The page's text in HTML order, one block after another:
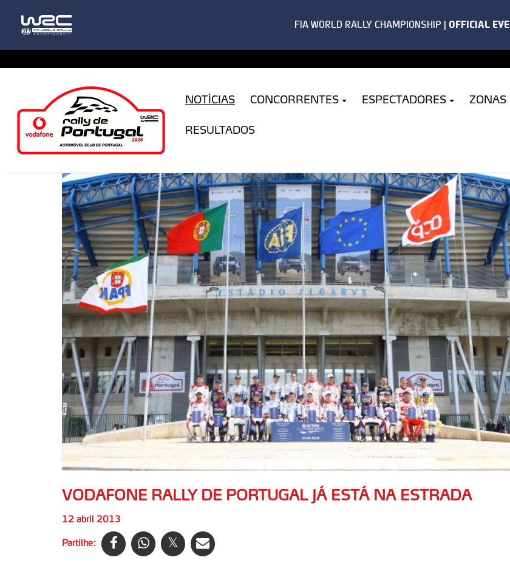
NOTÍCIAS CONCORRENTES ESPECTADORES ZONAS
RESULTADOS
VODAFONE RALLY DE PORTUGAL JÁ ESTÁ NA ESTRADA
12 abril 2013
Partilhe: